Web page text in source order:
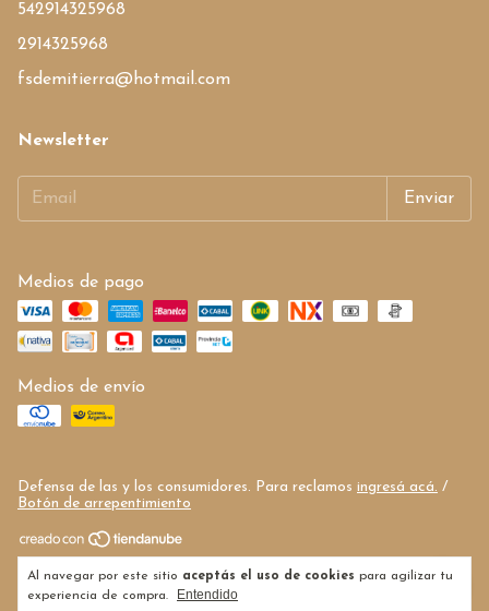
Al navegar por este sitio aceptás el uso de cookies para agilizar tu
experiencia de compra.
Entendido
542914325968
2914325968
fsdemitierra@hotmail.com
Newsletter
Medios de pago
Medios de envío
Defensa de las y los consumidores. Para reclamos ingresá acá. /
Botón de arrepentimiento
Copyright Frutos secos de mi tierra - 27335709824 - 2026. Todos
los derechos reservados.